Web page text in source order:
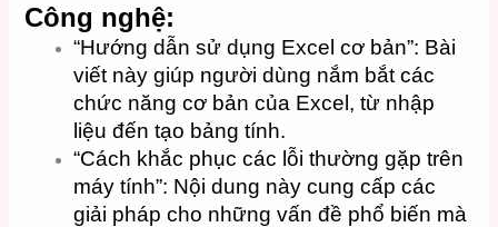
Công nghệ:
“Hướng dẫn sử dụng Excel cơ bản”: Bài
viết này giúp người dùng nắm bắt các
chức năng cơ bản của Excel, từ nhập
liệu đến tạo bảng tính.
“Cách khắc phục các lỗi thường gặp trên
máy tính”: Nội dung này cung cấp các
giải pháp cho những vấn đề phổ biến mà